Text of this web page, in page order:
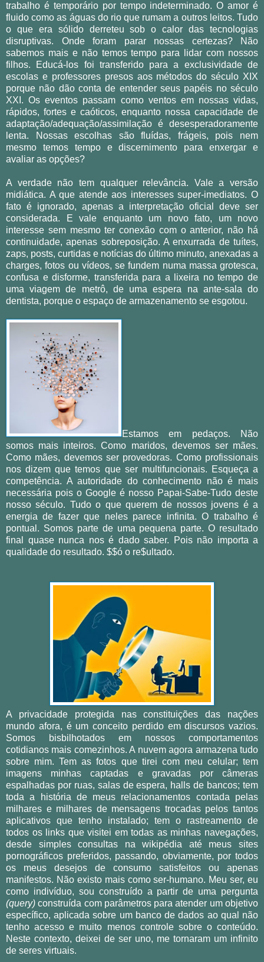
trabalho é temporário por tempo indeterminado. O amor é
fluido como as águas do rio que rumam a outros leitos. Tudo
o que era sólido derreteu sob o calor das tecnologias
disruptivas. Onde foram parar nossas certezas? Não
sabemos mais e não temos tempo para lidar com nossos
filhos. Educá-los foi transferido para a exclusividade de
escolas e professores presos aos métodos do século XIX
porque não dão conta de entender seus papéis no século
XXI. Os eventos passam como ventos em nossas vidas,
rápidos, fortes e caóticos, enquanto nossa capacidade de
adaptação/adequação/assimilação é desesperadoramente
lenta. Nossas escolhas são fluídas, frágeis, pois nem
mesmo temos tempo e discernimento para enxergar e
avaliar as opções?
A verdade não tem qualquer relevância. Vale a versão
midiática. A que atende aos interesses super-imediatos. O
fato é ignorado, apenas a interpretação oficial deve ser
considerada. E vale enquanto um novo fato, um novo
interesse sem mesmo ter conexão com o anterior, não há
continuidade, apenas sobreposição. A enxurrada de tuítes,
zaps, posts, curtidas e notícias do último minuto, anexadas a
charges, fotos ou vídeos, se fundem numa massa grotesca,
confusa e disforme, transferida para a lixeira no tempo de
uma viagem de metrô, de uma espera na ante-sala do
dentista, porque o espaço de armazenamento se esgotou.
Estamos em pedaços. Não
somos mais inteiros.Como maridos, devemos ser mães.
Como mães, devemos ser provedoras. Como profissionais
nos dizem que temos que ser multifuncionais. Esqueça a
competência. A autoridade do conhecimento não é mais
necessária pois o Google é nosso Papai-Sabe-Tudo deste
nosso século. Tudo o que querem de nossos jovens é a
energia de fazer que neles parece infinita. O trabalho é
pontual. Somos parte de uma pequena parte. O resultado
final quase nunca nos é dado saber. Pois não importa a
qualidade do resultado. $$ó o re$ultado.
A privacidade protegida nas constituições das nações
mundo afora, é um conceito perdido em discursos vazios.
Somos bisbilhotados em nossos comportamentos
cotidianos mais comezinhos. A nuvem agora armazena tudo
sobre mim. Tem as fotos que tirei com meu celular; tem
imagens minhas captadas e gravadas por câmeras
espalhadas por ruas, salas de espera, halls de bancos; tem
toda a história de meus relacionamentos contada pelas
milhares e milhares de mensagens trocadas pelos tantos
aplicativos que tenho instalado; tem o rastreamento de
todos os links que visitei em todas as minhas navegações,
desde simples consultas na wikipédia até meus sites
pornográficos preferidos, passando, obviamente, por todos
os meus desejos de consumo satisfeitos ou apenas
manifestos. Não existo mais como ser-humano. Meu ser, eu
como indivíduo, sou construído a partir de uma pergunta
(query)construída com parâmetros para atender um objetivo
específico, aplicada sobre um banco de dados ao qual não
tenho acesso e muito menos controle sobre o conteúdo.
Neste contexto, deixei de ser uno, me tornaram um infinito
de seres virtuais.